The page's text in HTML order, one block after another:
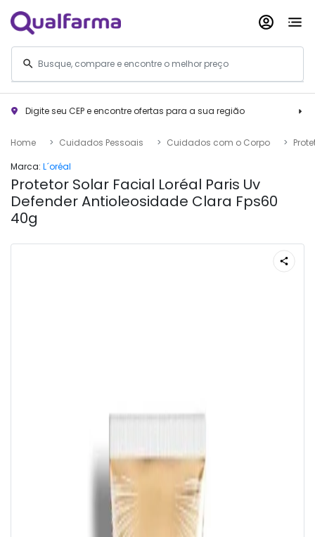
Digite seu CEP e encontre ofertas para a sua região
Home Cuidados Pessoais Cuidados com o Corpo
Marca: L´oréal
Protetor Solar Facial Loréal Paris Uv
Defender Antioleosidade Clara Fps60
40g